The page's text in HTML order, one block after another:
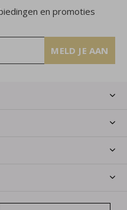
en promoties
MELD JE AAN